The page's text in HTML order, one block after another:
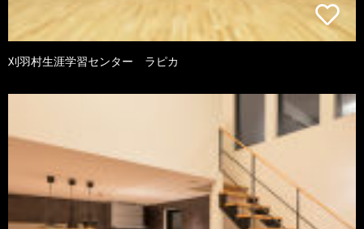
刈羽村生涯学習センター ラピカ